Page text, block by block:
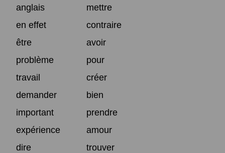
anglais
mettre
en effet
contraire
être
avoir
problème
pour
travail
créer
demander
bien
important
prendre
expérience
amour
dire
trouver